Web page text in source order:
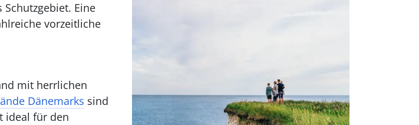
Eine
vorzeitliche
mit herrlichen
Dänemarks sind
ideal für den